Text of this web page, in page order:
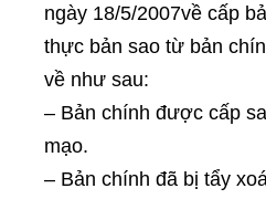
ngày 18/5/2007về cấp
thực bản sao từ bản
về như sau:
– Bản chính được cấp
mạo.
– Bản chính đã bị tẩy